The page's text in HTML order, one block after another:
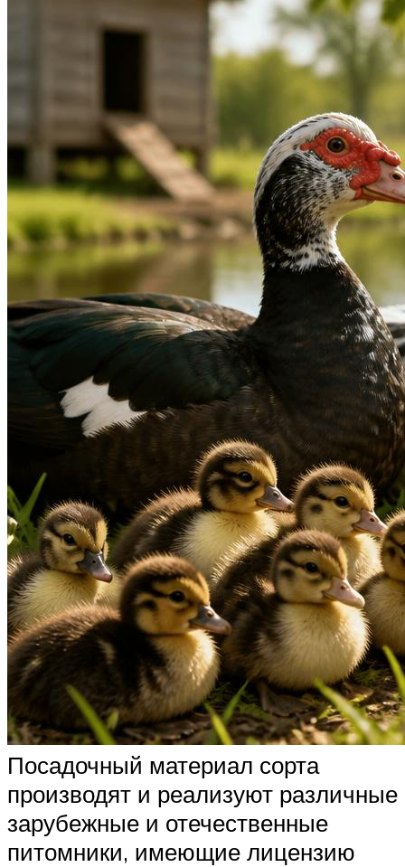
Посадочный материал сорта
производят и реализуют различные
зарубежные и отечественные
питомники, имеющие лицензию